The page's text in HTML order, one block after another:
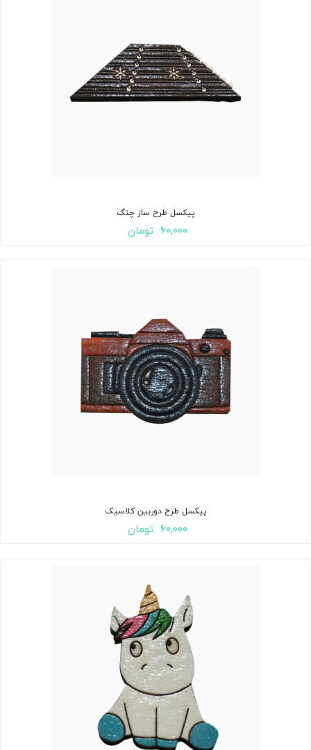
پیکسل طرح ساز چنگ
۶۰,۰۰۰ تومان
پیکسل طرح دوربین کلاسیک
۶۰,۰۰۰ تومان